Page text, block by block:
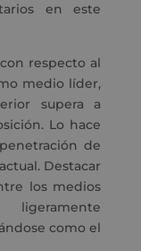
en este
respecto al
medio líder,
supera a
Lo hace
de
Destacar
los medios
ligeramente
como el